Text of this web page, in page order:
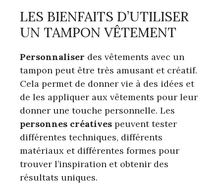
LES BIENFAITS D’UTILISER
UN TAMPON VÊTEMENT
Personnaliser des vêtements avec un
tampon peut être très amusant et créatif.
Cela permet de donner vie à des idées et
de les appliquer aux vêtements pour leur
donner une touche personnelle. Les
personnes créatives peuvent tester
différentes techniques, différents
matériaux et différentes formes pour
trouver l’inspiration et obtenir des
résultats uniques.